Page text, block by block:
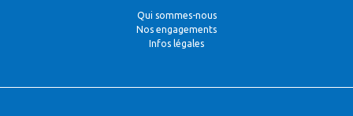
Qui sommes-nous
Nos engagements
Infos légales